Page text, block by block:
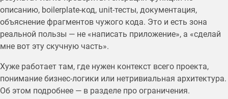
описанию, boilerplate-код, unit-тесты, документация,
объяснение фрагментов чужого кода. Это и есть зона
реальной пользы — не «написать приложение», а «сделай
мне вот эту скучную часть».
Хуже работает там, где нужен контекст всего проекта,
понимание бизнес-логики или нетривиальная архитектура.
Об этом подробнее — в разделе про ограничения.